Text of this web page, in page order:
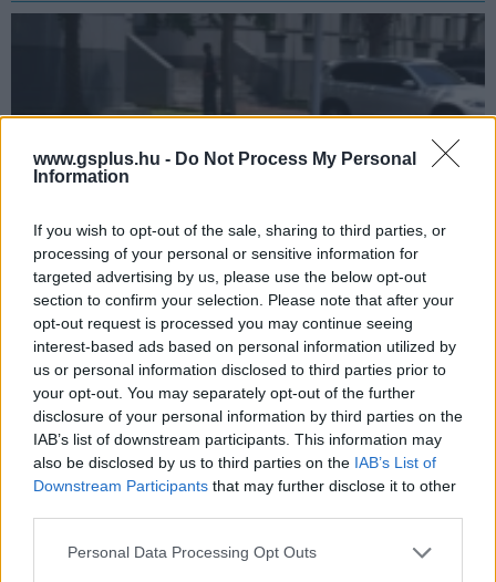
www.gsplus.hu - Do Not Process My Personal
Information
If you wish to opt-out of the sale, sharing to third parties, or
processing of your personal or sensitive information for
targeted advertising by us, please use the below opt-out
section to confirm your selection. Please note that after your
opt-out request is processed you may continue seeing
interest-based ads based on personal information utilized by
us or personal information disclosed to third parties prior to
your opt-out. You may separately opt-out of the further
disclosure of your personal information by third parties on the
IAB’s list of downstream participants. This information may
also be disclosed by us to third parties on the IAB’s List of
Downstream Participants that may further disclose it to other
Please note that this website/app uses one or more Google
Personal Data Processing Opt Outs
Ilyen robotkutyák járőrözhetnek Tajvan távoli
szigetein a Dél-Kínai tengeren
pcwplus.hu| 2026.06.02 16:48
Hosszabb ideig képesek terepen maradni akár zord időjárási
körülmények között is.